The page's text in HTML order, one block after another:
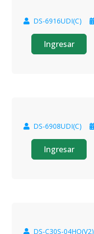
Oferta
DS-6916UDI(C)
Ingresar
Oferta
DS-6908UDI(C)
Ingresar
DS-C30S-04HO(V2)